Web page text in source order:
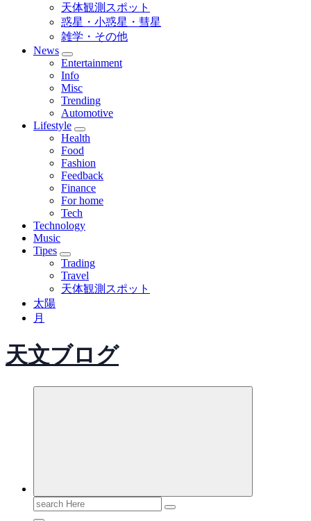
天体観測スポット
惑星・小惑星・彗星
雑学・その他
News
Entertainment
Info
Misc
Trending
Automotive
Lifestyle
Health
Food
Fashion
Feedback
Finance
For home
Tech
Technology
Music
Tipes
Trading
Travel
天体観測スポット
太陽
月
天文ブログ
Search
for: